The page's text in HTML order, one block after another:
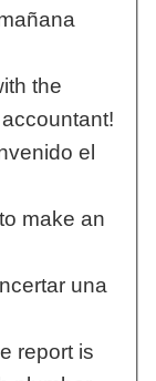
the
el
make an
una
report is